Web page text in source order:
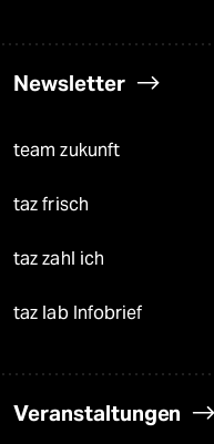
Newsletter
team zukunft
taz frisch
taz zahl ich
taz lab Infobrief
Veranstaltungen